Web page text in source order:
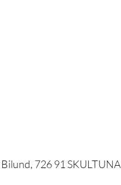
726 91 SKULTUNA